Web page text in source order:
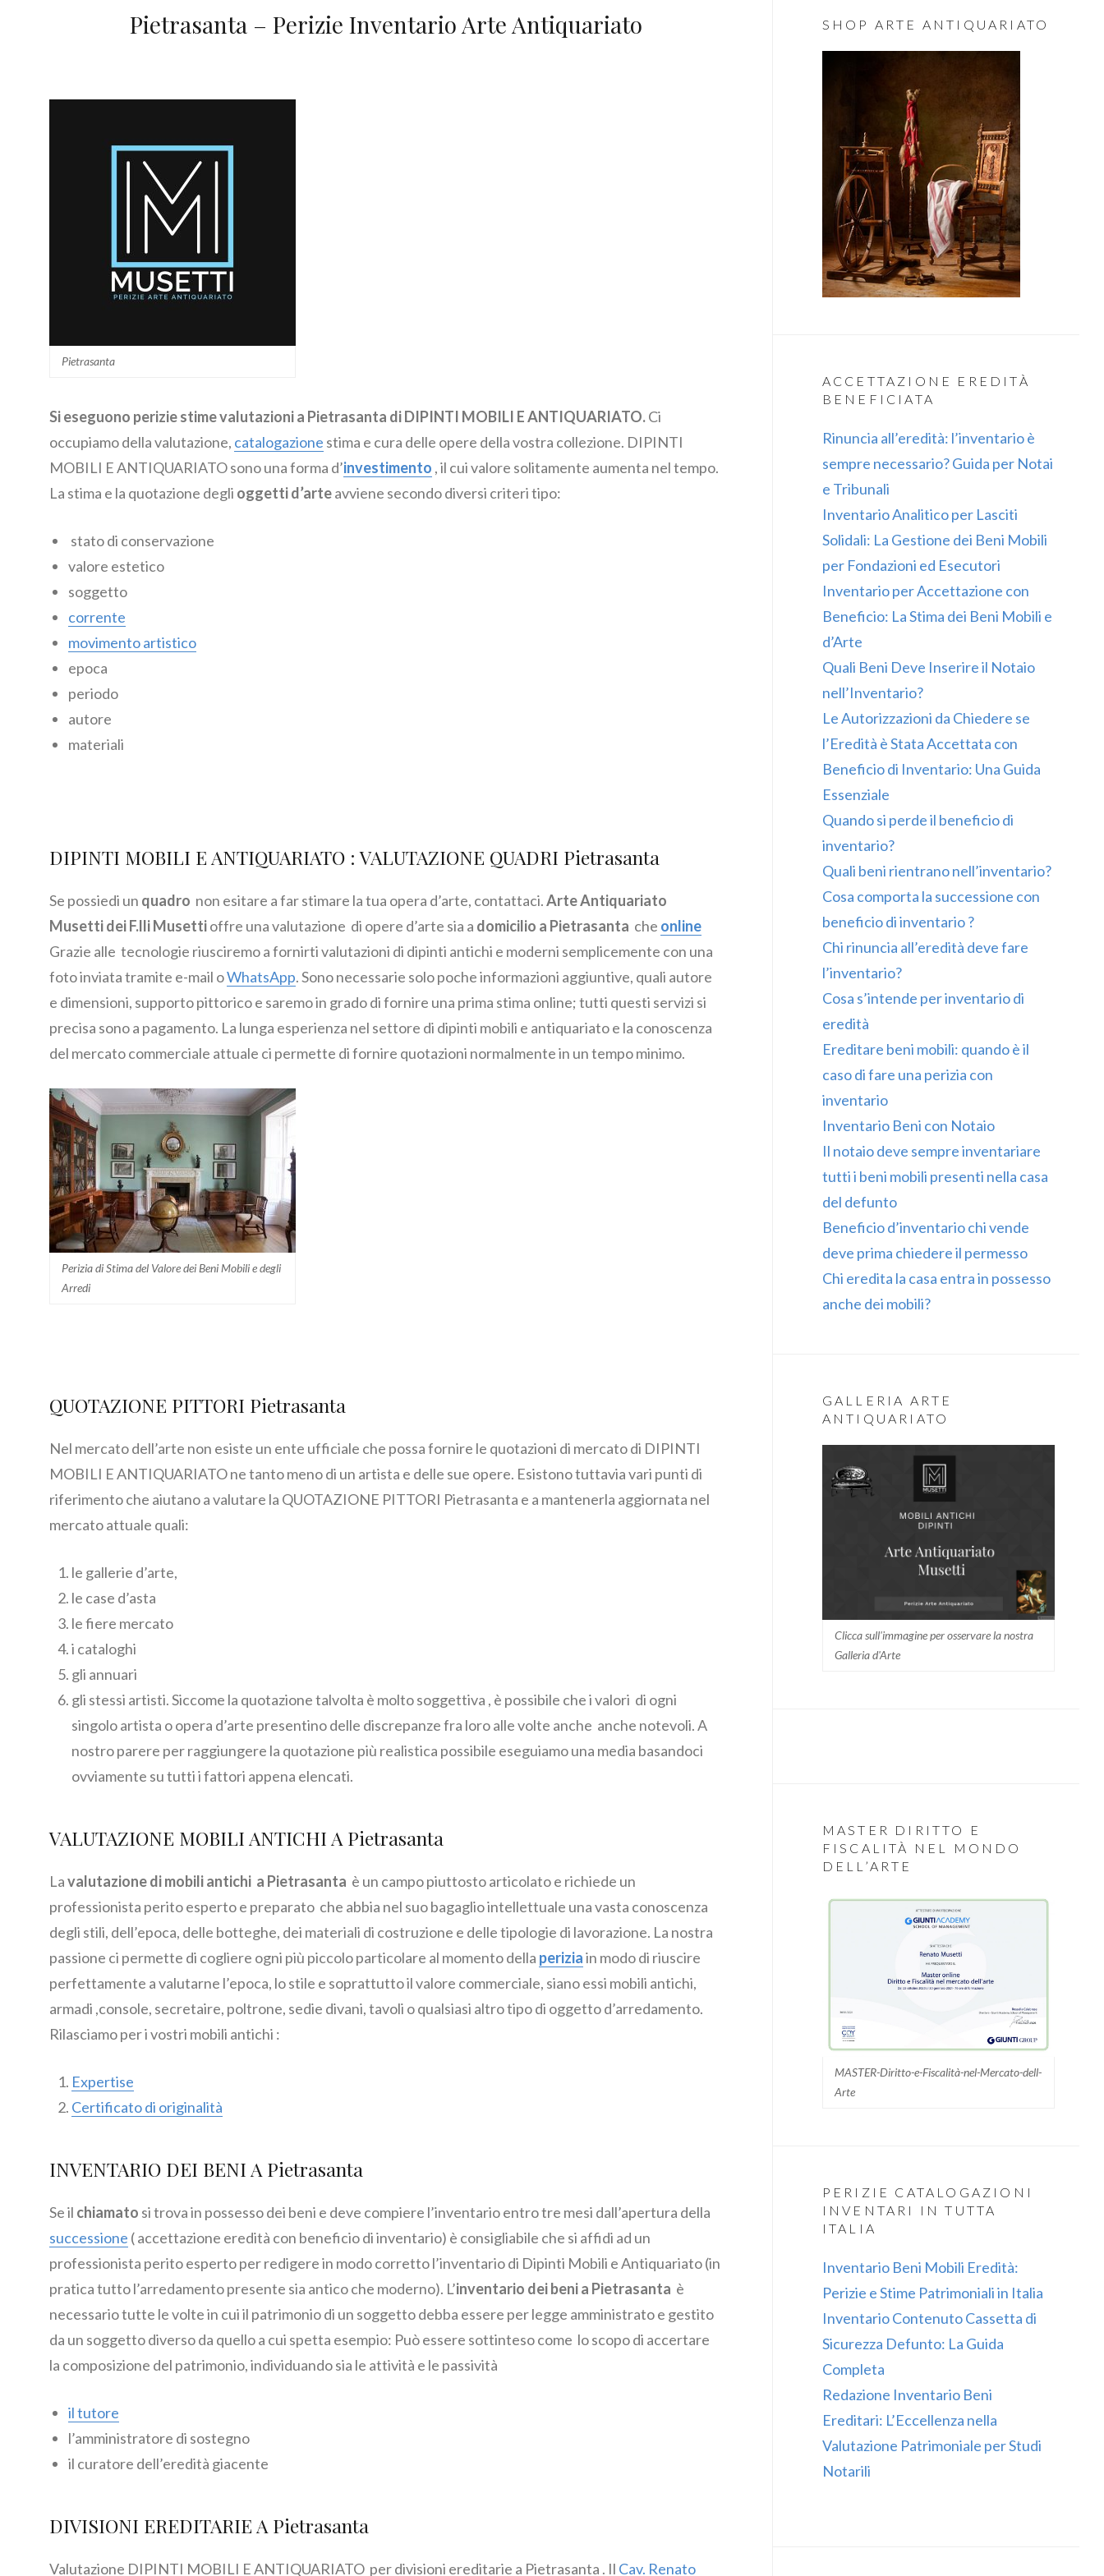
Pietrasanta – Perizie Inventario Arte Antiquariato
Pietrasanta
Si eseguono perizie stime valutazioni a Pietrasanta di DIPINTI MOBILI E ANTIQUARIATO.Ci
occupiamo della valutazione, catalogazione stima e cura delle opere della vostra collezione. DIPINTI
MOBILI E ANTIQUARIATO sono una forma d’investimento , il cui valore solitamente aumenta nel tempo.
La stima e la quotazione degli oggetti d’arteavviene secondo diversi criteri tipo:
stato di conservazione
valore estetico
soggetto
corrente
movimento artistico
epoca
periodo
autore
materiali
DIPINTI MOBILI E ANTIQUARIATO : VALUTAZIONE QUADRI Pietrasanta
Se possiedi un quadro non esitare a far stimare la tua opera d’arte, contattaci.Arte Antiquariato
Musetti dei F.lli Musettioffre una valutazione di opere d’arte sia a domicilio a Pietrasanta che online
Grazie alle tecnologie riusciremo a fornirti valutazioni di dipinti antichi e moderni semplicemente con una
foto inviata tramite e-mail oWhatsApp. Sono necessarie solo poche informazioni aggiuntive, quali autore
e dimensioni, supporto pittorico e saremo in grado di fornire una prima stima online; tutti questi servizi si
precisa sono a pagamento. La lunga esperienza nel settore di dipinti mobili e antiquariato e la conoscenza
del mercato commerciale attuale ci permette di fornire quotazioni normalmente in un tempo minimo.
Perizia di Stima del Valore dei Beni Mobili e degli
Arredi
QUOTAZIONE PITTORI Pietrasanta
Nel mercato dell’arte non esiste un ente ufficiale che possa fornire le quotazioni di mercato di DIPINTI
MOBILI E ANTIQUARIATO ne tanto meno di un artista e delle sue opere. Esistono tuttavia vari punti di
riferimento che aiutano a valutare la QUOTAZIONE PITTORI Pietrasanta e a mantenerla aggiornata nel
mercato attuale quali:
le gallerie d’arte,
le case d’asta
le fiere mercato
i cataloghi
gli annuari
gli stessi artisti. Siccome la quotazione talvolta è molto soggettiva , è possibile che i valori di ogni
singolo artista o opera d’arte presentino delle discrepanze fra loro alle volte anche anche notevoli. A
nostro parere per raggiungere la quotazione più realistica possibile eseguiamo una media basandoci
ovviamente su tutti i fattori appena elencati.
VALUTAZIONE MOBILI ANTICHI A Pietrasanta
Lavalutazione di mobili antichi a Pietrasanta è un campo piuttosto articolato e richiede un
professionista perito esperto e preparato che abbia nel suo bagaglio intellettuale una vasta conoscenza
degli stili, dell’epoca, delle botteghe, dei materiali di costruzione e delle tipologie di lavorazione. La nostra
passione ci permette di cogliere ogni più piccolo particolare al momento della periziain modo di riuscire
perfettamente a valutarne l’epoca, lo stile e soprattutto il valore commerciale, siano essi mobili antichi,
armadi ,console, secretaire, poltrone, sedie divani, tavoli o qualsiasi altro tipo di oggetto d’arredamento.
Rilasciamo per i vostri mobili antichi :
Expertise
Certificato di originalità
INVENTARIO DEI BENI A Pietrasanta
Se il chiamato si trova in possesso dei beni e deve compiere l’inventario entro tre mesi dall’apertura della
successione ( accettazione eredità con beneficio di inventario) è consigliabile che si affidi ad un
professionista perito esperto per redigere in modo corretto l’inventario di Dipinti Mobili e Antiquariato (in
pratica tutto l’arredamento presente sia antico che moderno). L’inventario dei beni a Pietrasanta è
necessario tutte le volte in cui il patrimonio di un soggetto debba essere per legge amministrato e gestito
da un soggetto diverso da quello a cui spetta esempio: Può essere sottinteso come lo scopo di accertare
la composizione del patrimonio, individuando sia le attività e le passività
il tutore
l’amministratore di sostegno
il curatore dell’eredità giacente
DIVISIONI EREDITARIE A Pietrasanta
Valutazione DIPINTI MOBILI E ANTIQUARIATO per divisioni ereditarie a Pietrasanta . Il Cav. Renato
SHOP ARTE ANTIQUARIATO
ACCETTAZIONE EREDITÀ
BENEFICIATA
Rinuncia all’eredità: l’inventario è
sempre necessario? Guida per Notai
e Tribunali
Inventario Analitico per Lasciti
Solidali: La Gestione dei Beni Mobili
per Fondazioni ed Esecutori
Inventario per Accettazione con
Beneficio: La Stima dei Beni Mobili e
d’Arte
Quali Beni Deve Inserire il Notaio
nell’Inventario?
Le Autorizzazioni da Chiedere se
l’Eredità è Stata Accettata con
Beneficio di Inventario: Una Guida
Essenziale
Quando si perde il beneficio di
inventario?
Quali beni rientrano nell’inventario?
Cosa comporta la successione con
beneficio di inventario ?
Chi rinuncia all’eredità deve fare
l’inventario?
Cosa s’intende per inventario di
eredità
Ereditare beni mobili: quando è il
caso di fare una perizia con
inventario
Inventario Beni con Notaio
Il notaio deve sempre inventariare
tutti i beni mobili presenti nella casa
del defunto
Beneficio d’inventario chi vende
deve prima chiedere il permesso
Chi eredita la casa entra in possesso
anche dei mobili?
GALLERIA ARTE
ANTIQUARIATO
Clicca sull'immagine per osservare la nostra
Galleria d'Arte
MASTER DIRITTO E
FISCALITÀ NEL MONDO
DELL’ARTE
MASTER-Diritto-e-Fiscalità-nel-Mercato-dell-
Arte
PERIZIE CATALOGAZIONI
INVENTARI IN TUTTA
ITALIA
Inventario Beni Mobili Eredità:
Perizie e Stime Patrimoniali in Italia
Inventario Contenuto Cassetta di
Sicurezza Defunto: La Guida
Completa
Redazione Inventario Beni
Ereditari: L’Eccellenza nella
Valutazione Patrimoniale per Studi
Notarili